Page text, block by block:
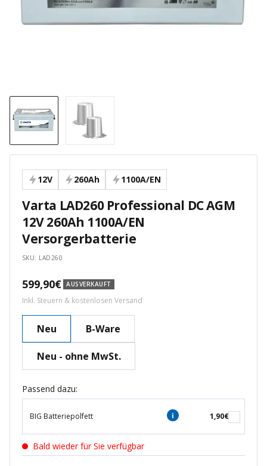
12V 260Ah 1100A/EN
Varta LAD260 Professional DC AGM
12V 260Ah 1100A/EN
Versorgerbatterie
SKU: LAD260
Angebotspreis
599,90€ AUSVERKAUFT
Inkl. Steuern & kostenlosen Versand
Neu B-Ware
Neu - ohne MwSt.
Passend dazu:
BIG Batteriepolfett 1,90€
Bald wieder für Sie verfügbar